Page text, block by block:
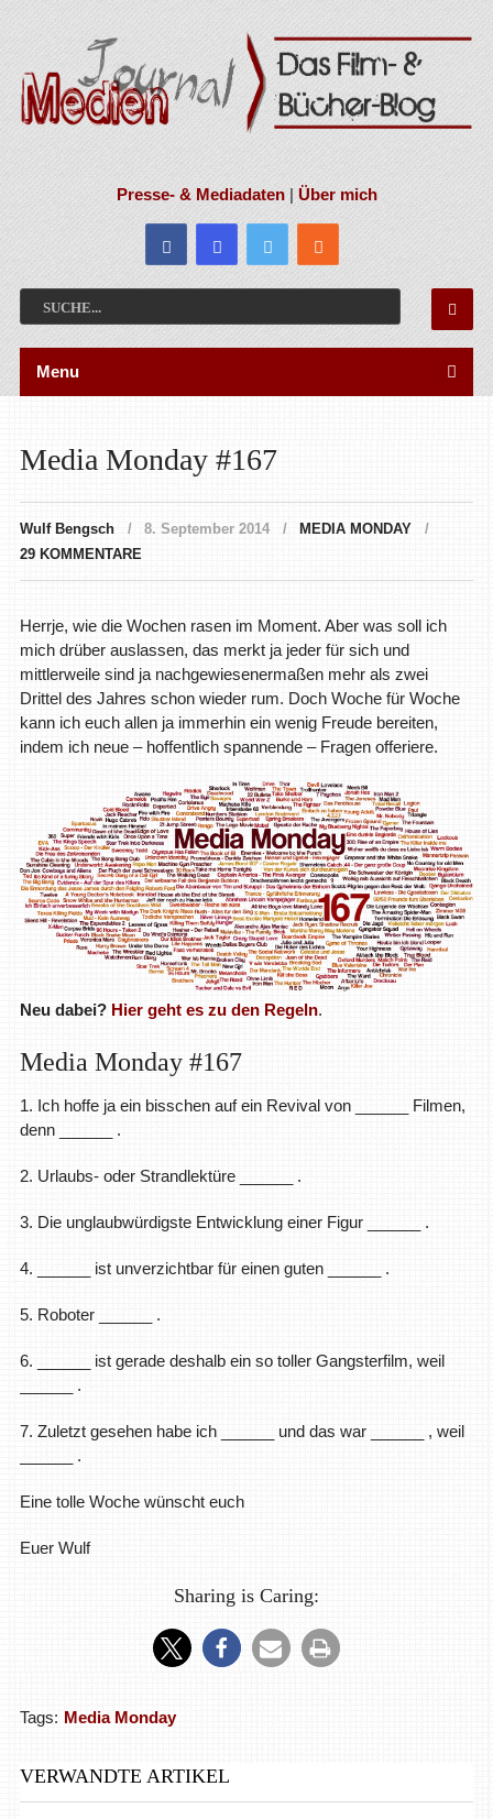
Presse- & Mediadaten|Über mich
Menu
Media Monday #167
Wulf Bengsch 8. September 2014
MEDIA MONDAY
29 KOMMENTARE
Herrje, wie die Wochen rasen im Moment. Aber was soll ich
mich drüber auslassen, das merkt ja jeder für sich und
mittlerweile sind ja nachgewiesenermaßen mehr als zwei
Drittel des Jahres schon wieder rum. Doch Woche für Woche
kann ich euch allen ja immerhin ein wenig Freude bereiten,
indem ich neue – hoffentlich spannende – Fragen offeriere.
Neu dabei? Hier geht es zu den Regeln.
Media Monday #167
1. Ich hoffe ja ein bisschen auf ein Revival von ______ Filmen,
denn ______ .
2. Urlaubs- oder Strandlektüre ______ .
3. Die unglaubwürdigste Entwicklung einer Figur ______ .
4. ______ ist unverzichtbar für einen guten ______ .
5. Roboter ______ .
6. ______ ist gerade deshalb ein so toller Gangsterfilm, weil
______ .
7. Zuletzt gesehen habe ich ______ und das war ______ , weil
______ .
Eine tolle Woche wünscht euch
Euer Wulf
Sharing is Caring:
Tags: Media Monday
VERWANDTE ARTIKEL